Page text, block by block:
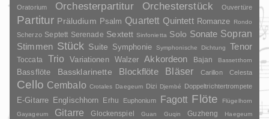
Oratorium Orchesterpartitur Orchesterstück Ouvertüre
Partitur Präludium Psalm Quartett Quintett Romanze Rondo
Scherzo Septett Serenade Sextett Sinfonietta Solo Sonate Sopran
Stimmen Stück Suite Symphonie Symphonische Dichtung Tenor
Toccata Trio Variationen Walzer Akkordeon Bajan Bassetthorn
Bassflöte Bassklarinette Blockflöte Bläser Carillon Celesta
Cello Cembalo Crotales Daegeum Dizi Djembé Doppeltrichtertrompete
E-Gitarre Englischhorn Erhu Euphonium Fagott Flöte
Flügelhorn
Gayageum
Gitarre Glockenspiel Guan Guqin Guzheng
Haegeum